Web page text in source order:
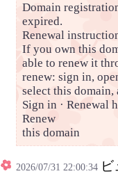
Domain
expired.
Renewal
If you own this
able to renew it
renew: sign in,
select this domain,
Sign in · Renewal
Renew
this domain
2026/07/31 22:00:34 ビ